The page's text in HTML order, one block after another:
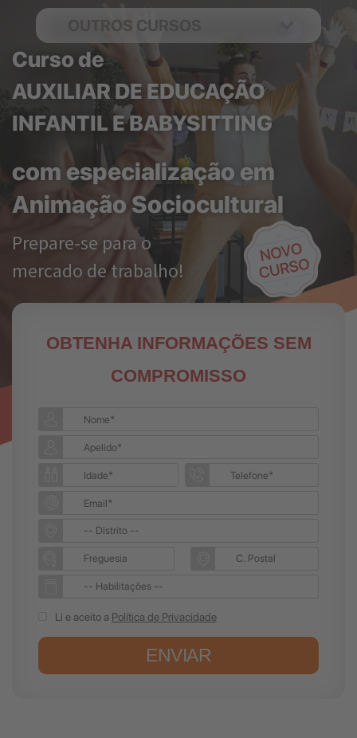
Curso de
AUXILIAR DE EDUCAÇÃO
INFANTIL E BABYSITTING
com especialização em
Animação Sociocultural
Prepare-se para o
mercado de trabalho!
OUTROS CURSOS
OBTENHA INFORMAÇÕES SEM
COMPROMISSO
Li e aceito a Política de Privacidade
ENVIAR